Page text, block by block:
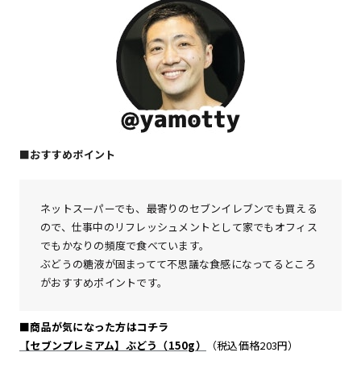
■おすすめポイント
ネットスーパーでも、最寄りのセブンイレブンでも買える
ので、仕事中のリフレッシュメントとして家でもオフィス
でもかなりの頻度で食べています。
ぶどうの糖液が固まってて不思議な食感になってるところ
がおすすめポイントです。
■商品が気になった方はコチラ
【セブンプレミアム】ぶどう（150g）
（税込価格203円）